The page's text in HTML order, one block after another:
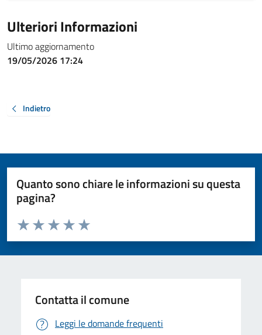
Ulteriori Informazioni
Ultimo aggiornamento
19/05/2026 17:24
Indietro
Quanto sono chiare le informazioni su questa
pagina?
Valuta da 1 a 5 stelle la pagina
Valuta 5 stelle su 5
Valuta 4 stelle su 5
Valuta 3 stelle su 5
Valuta 2 stelle su 5
Valuta 1 stelle su 5
Contatta il comune
Leggi le domande frequenti